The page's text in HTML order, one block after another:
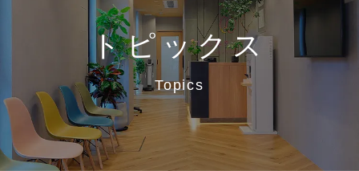
トピックス
Topics